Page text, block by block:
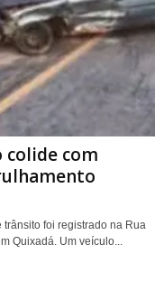
colide com
foi registrado na Rua
Quixadá. Um veículo...